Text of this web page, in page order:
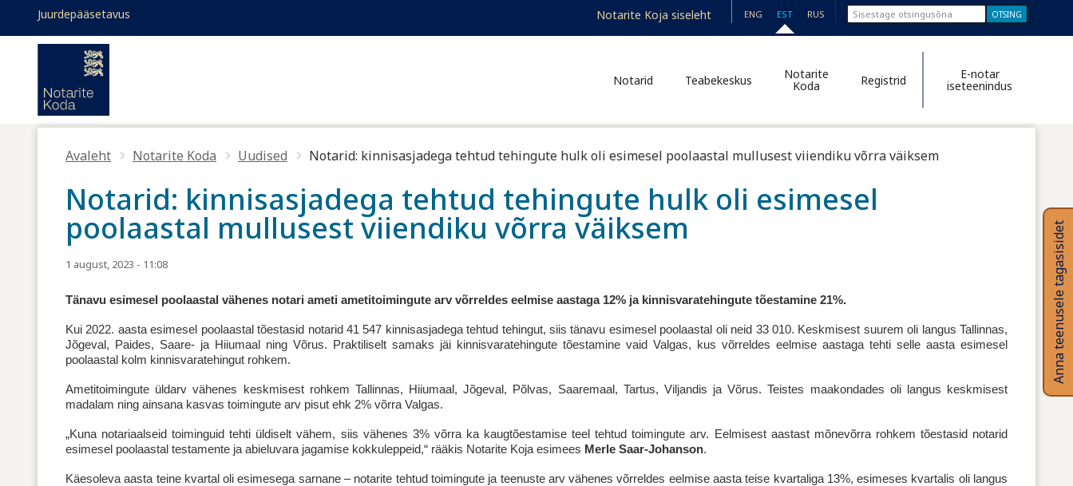
Liigu edasi põhisisu juurde
Juurdepääsetavus
Toggle high contrast
Anna teenusele tagasisidet
Juurdepääsetavus ENG EST RUS Otsinguvorm
Otsi sellelt
lehelt
Notarid Teabekeskus Notarite
Koda Registrid E-notar
iseteenindus
Avaleht Notarite Koda Uudised Notarid: kinnisasjadega tehtud tehingute hulk oli esimesel poolaastal mullusest viiendiku võrra väiksem
Notarid: kinnisasjadega tehtud tehingute hulk oli esimesel
poolaastal mullusest viiendiku võrra väiksem
1 august, 2023 - 11:08
Tänavu esimesel poolaastal vähenes notari ameti ametitoimingute arv võrreldes eelmise aastaga 12% ja kinnisvaratehingute tõestamine 21%.
Kui 2022. aasta esimesel poolaastal tõestasid notarid 41 547 kinnisasjadega tehtud tehingut, siis tänavu esimesel poolaastal oli neid 33 010. Keskmisest suurem oli langus Tallinnas,
Jõgeval, Paides, Saare- ja Hiiumaal ning Võrus. Praktiliselt samaks jäi kinnisvaratehingute tõestamine vaid Valgas, kus võrreldes eelmise aastaga tehti selle aasta esimesel
poolaastal kolm kinnisvaratehingut rohkem.
Ametitoimingute üldarv vähenes keskmisest rohkem Tallinnas, Hiiumaal, Jõgeval, Põlvas, Saaremaal, Tartus, Viljandis ja Võrus. Teistes maakondades oli langus keskmisest
madalam ning ainsana kasvas toimingute arv pisut ehk 2% võrra Valgas.
„Kuna notariaalseid toiminguid tehti üldiselt vähem, siis vähenes 3% võrra ka kaugtõestamise teel tehtud toimingute arv. Eelmisest aastast mõnevõrra rohkem tõestasid notarid
esimesel poolaastal testamente ja abieluvara jagamise kokkuleppeid,“ rääkis Notarite Koja esimees Merle Saar-Johanson.
Käesoleva aasta teine kvartal oli esimesega sarnane – notarite tehtud toimingute ja teenuste arv vähenes võrreldes eelmise aasta teise kvartaliga 13%, esimeses kvartalis oli langus